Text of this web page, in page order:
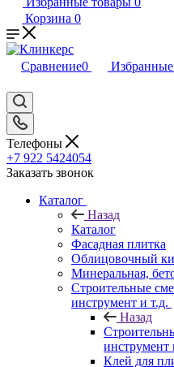
Корзина 0
Сравнение0
Телефоны
+7 922 5424054
Заказать звонок
Каталог
Назад
Каталог
Фасадная плитка
Облицовочный
Минеральная,
Строительные
инструмент и т.д.
Назад
инструмент
Клей для